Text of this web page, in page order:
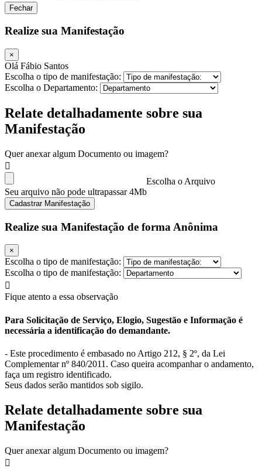
Fechar
Realize sua Manifestação
×
Olá Fábio Santos
Escolha o tipo de manifestação:
Escolha o Departamento:
Relate detalhadamente sobre sua
Manifestação
Quer anexar algum Documento ou imagem?
Escolha o Arquivo
Seu arquivo não pode ultrapassar 4Mb
Cadastrar Manifestação
Realize sua Manifestação de forma Anônima
×
Escolha o tipo de manifestação:
Escolha o tipo de manifestação:
Fique atento a essa observação
Para Solicitação de Serviço, Elogio, Sugestão e Informação é
necessária a identificação do demandante.
- Este procedimento é embasado no Artigo 212, § 2º, da Lei
Complementar nº 840/2011. Caso queira acompanhar o andamento,
faça um registro identificado.
Seus dados serão mantidos sob sigilo.
Relate detalhadamente sobre sua
Manifestação
Quer anexar algum Documento ou imagem?